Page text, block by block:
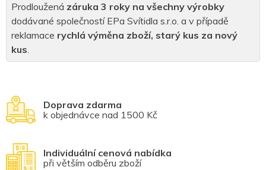
Doprava zdarma
k objednávce nad 1500 Kč
Individuální cenová nabídka
při větším odběru zboží
Prodloužená záruka 3 roky na všechny výrobky
dodávané společností EPa Svítidla s.r.o. a v případě
reklamace rychlá výměna zboží, starý kus za nový
kus.